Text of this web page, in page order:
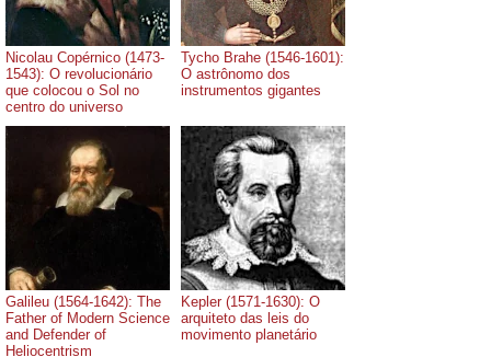
Nicolau Copérnico (1473-
1543): O revolucionário
que colocou o Sol no
centro do universo
Tycho Brahe (1546-1601):
O astrônomo dos
instrumentos gigantes
Galileu (1564-1642): The
Father of Modern Science
and Defender of
Heliocentrism
Kepler (1571-1630): O
arquiteto das leis do
movimento planetário